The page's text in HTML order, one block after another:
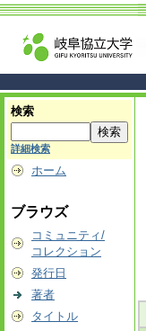
検索
詳細検索
ホーム
ブラウズ
コミュニティ/
コレクション
発行日
著者
タイトル